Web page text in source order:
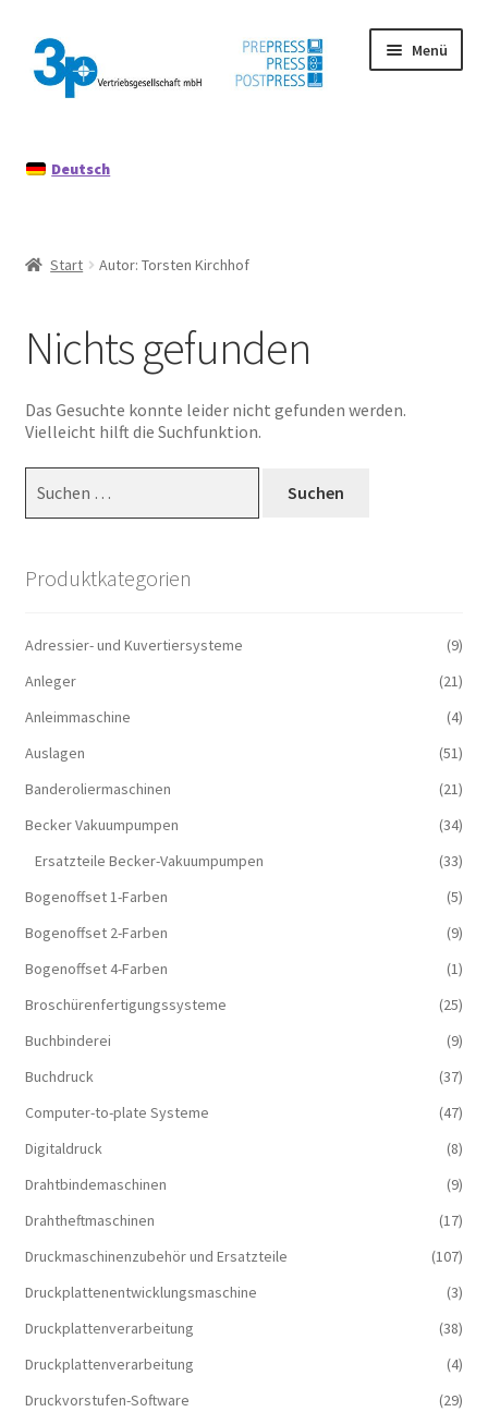
Zur
Navigation
springen
Zum
Inhalt
springen
Menü
Datenschutz
Mein Konto
Deutsch
Start Autor: Torsten Kirchhof
Nichts gefunden
Das Gesuchte konnte leider nicht gefunden werden.
Vielleicht hilft die Suchfunktion.
nach:
Produktkategorien
Adressier- und Kuvertiersysteme
(9)
Anleger
(21)
Anleimmaschine
(4)
Auslagen
(51)
Banderoliermaschinen
(21)
Becker Vakuumpumpen
(34)
Ersatzteile Becker-Vakuumpumpen
(33)
Bogenoffset 1-Farben
(5)
Bogenoffset 2-Farben
(9)
Bogenoffset 4-Farben
(1)
Broschürenfertigungssysteme
(25)
Buchbinderei
(9)
Buchdruck
(37)
Computer-to-plate Systeme
(47)
Digitaldruck
(8)
Drahtbindemaschinen
(9)
Drahtheftmaschinen
(17)
Druckmaschinenzubehör und Ersatzteile
(107)
Druckplattenentwicklungsmaschine
(3)
Druckplattenverarbeitung
(38)
Druckplattenverarbeitung
(4)
Druckvorstufen-Software
(29)